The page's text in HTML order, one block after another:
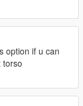
option if u can
torso